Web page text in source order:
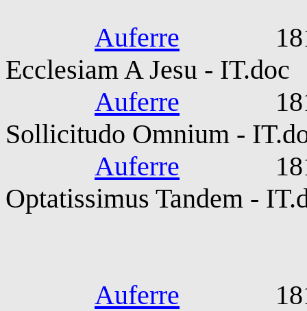
Auferre 1813-
Ecclesiam A Jesu - IT.doc
Auferre 1814-
Sollicitudo Omnium -
Auferre 1814-
Optatissimus Tandem -
Auferre 1815-